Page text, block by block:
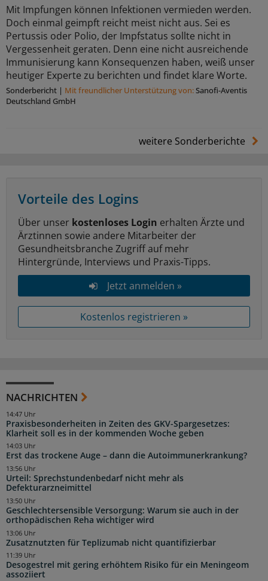
Mit Impfungen können Infektionen vermieden werden.
Doch einmal geimpft reicht meist nicht aus. Sei es
Pertussis oder Polio, der Impfstatus sollte nicht in
Vergessenheit geraten. Denn eine nicht ausreichende
Immunisierung kann Konsequenzen haben, weiß unser
heutiger Experte zu berichten und findet klare Worte.
Sonderbericht | Mit freundlicher Unterstützung von:Sanofi-Aventis
Deutschland GmbH
weitere Sonderberichte
Vorteile des Logins
Über unser kostenloses Login erhalten Ärzte und
Ärztinnen sowie andere Mitarbeiter der
Gesundheitsbranche Zugriff auf mehr
Hintergründe, Interviews und Praxis-Tipps.
Jetzt anmelden »
Kostenlos registrieren »
NACHRICHTEN
Praxisbesonderheiten in Zeiten des GKV-Spargesetzes:
Klarheit soll es in der kommenden Woche geben
14:47 Uhr
Erst das trockene Auge – dann die Autoimmunerkrankung?
14:03 Uhr
Urteil: Sprechstundenbedarf nicht mehr als
Defekturarzneimittel
13:56 Uhr
Geschlechtersensible Versorgung: Warum sie auch in der
orthopädischen Reha wichtiger wird
13:50 Uhr
Zusatznutzten für Teplizumab nicht quantifizierbar
13:06 Uhr
Desogestrel mit gering erhöhtem Risiko für ein Meningeom
assoziiert
11:39 Uhr